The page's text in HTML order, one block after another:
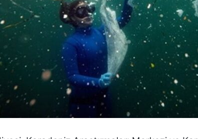
ö
n
d
e
r
m
e